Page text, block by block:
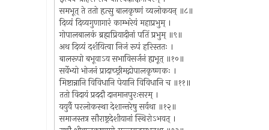
समभूत् ते ततो हृत्सु बालकृष्णं व्यलोकयन् ॥८॥
दिव्यं दिव्यगुणागारं काम्भरेयं महाप्रभुम् ।
गोपालबालकं ब्रह्मप्रियादीनां पतिं प्रभुम् ॥९॥
अथ दिव्यं दर्शयित्वा निजं रूपं हरिस्ततः ।
बालरूपो बभूवाऽय सभाविसर्जनं ह्यभूत् ॥१०॥
सर्वेभ्यो भोजनं प्रादाच्छ्रीमद्गोपालकृष्णकः ।
मिष्टान्नानि विविधानि पेयानि विविधानि च ॥११॥
ततो विदायं प्रददौ दानमानपुरःसरम् ।
ययुर्वै परलोकस्था देशान्तरेषु सर्वथा ॥१२॥
समाजस्तत्र सौराष्ट्रदेशीयानां स्थिरोऽभवत् ।